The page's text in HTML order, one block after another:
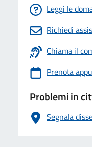
Leggi le
Richiedi
Chiama il
Prenota
Problemi in
Segnala